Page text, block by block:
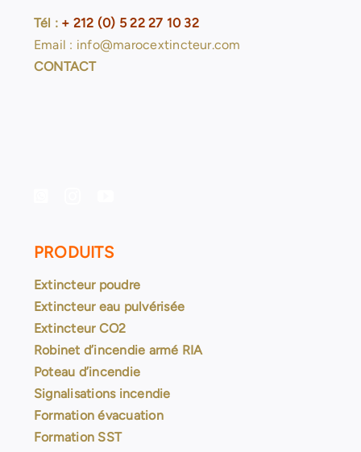
Tél : + 212 (0) 5 22 27 10 32
Email : info@marocextincteur.com
CONTACT
PRODUITS
Extincteur poudre
Extincteur eau pulvérisée
Extincteur CO2
Robinet d’incendie armé RIA
Poteau d’incendie
Signalisations incendie
Formation évacuation
Formation SST